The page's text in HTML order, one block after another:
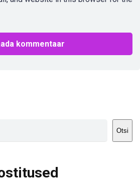
Otsi